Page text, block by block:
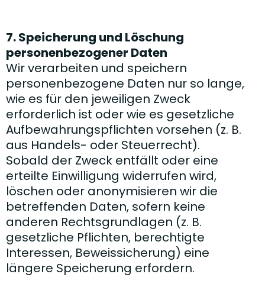
7. Speicherung und Löschung
personenbezogener Daten
Wir verarbeiten und speichern
personenbezogene Daten nur so lange,
wie es für den jeweiligen Zweck
erforderlich ist oder wie es gesetzliche
Aufbewahrungspflichten vorsehen (z. B.
aus Handels- oder Steuerrecht).
Sobald der Zweck entfällt oder eine
erteilte Einwilligung widerrufen wird,
löschen oder anonymisieren wir die
betreffenden Daten, sofern keine
anderen Rechtsgrundlagen (z. B.
gesetzliche Pflichten, berechtigte
Interessen, Beweissicherung) eine
längere Speicherung erfordern.